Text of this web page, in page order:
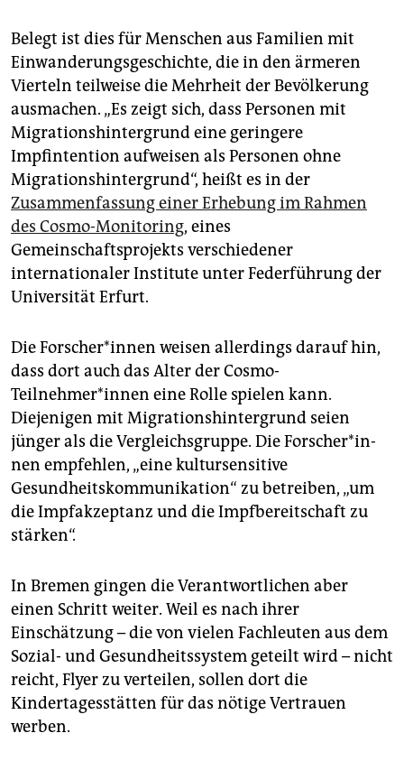
Belegt ist dies für Menschen aus Familien mit
Einwanderungsgeschichte, die in den ärmeren
Vierteln teilweise die Mehrheit der Bevölkerung
ausmachen. „Es zeigt sich, dass Personen mit
Migrationshintergrund eine geringere
Impfintention aufweisen als Personen ohne
Migrationshintergrund“, heißt es in der
Zusammenfassung einer Erhebung im Rahmen
des Cosmo-Monitoring, eines
Gemeinschaftsprojekts verschiedener
internationaler Institute unter Federführung der
Universität Erfurt.
Die For­sche­r*in­nen weisen allerdings darauf hin,
dass dort auch das Alter der Cosmo-
Teilnehmer*innen eine Rolle spielen kann.
Diejenigen mit Migrationshintergrund seien
jünger als die Vergleichsgruppe. Die For­sche­r*in­
nen empfehlen, „eine kultursensitive
Gesundheitskommunikation“ zu betreiben, „um
die Impfakzeptanz und die Impfbereitschaft zu
stärken“.
In Bremen gingen die Verantwortlichen aber
einen Schritt weiter. Weil es nach ihrer
Einschätzung – die von vielen Fachleuten aus dem
Sozial- und Gesundheitssystem geteilt wird – nicht
reicht, Flyer zu verteilen, sollen dort die
Kindertagesstätten für das nötige Vertrauen
werben.